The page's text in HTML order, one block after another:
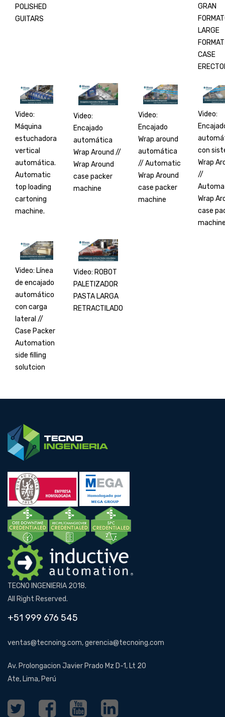
POLISHED
GUITARS
GRAN
LARGE
FORMAT
CASE
Video:
Máquina
estuchadora
vertical
automática.
Automatic
top loading
cartoning
machine.
Video:
Encajado
automática
Wrap Around //
Wrap Around
case packer
machine
Video:
Encajado
Wrap around
automática
// Automatic
Wrap Around
case packer
machine
Video:
con
Wrap
//
Wrap
case
Video: Línea
de encajado
automático
con carga
lateral //
Case Packer
Automation
side filling
solutcion
Video: ROBOT
PALETIZADOR
PASTA LARGA
RETRACTILADO
TECNO INGENIERIA 2018.
All Right Reserved.
+51 999 676 545
ventas@tecnoing.com, gerencia@tecnoing.com
Av. Prolongacion Javier Prado Mz D-1, Lt 20
Ate, Lima, Perú